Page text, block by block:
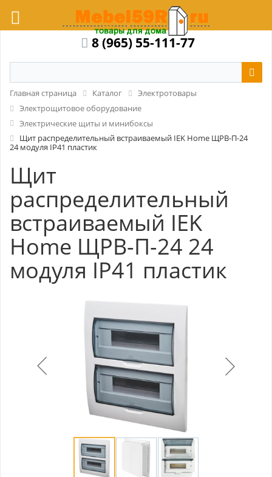
8 (965) 55-111-77
Главная страница Каталог
Электротовары
Электрощитовое оборудование
Электрические щиты и минибоксы
Щит распределительный встраиваемый IEK Home ЩРВ-П-24
24 модуля IP41 пластик
Щит
распределительный
встраиваемый IEK
Home ЩРВ-П-24 24
модуля IP41 пластик